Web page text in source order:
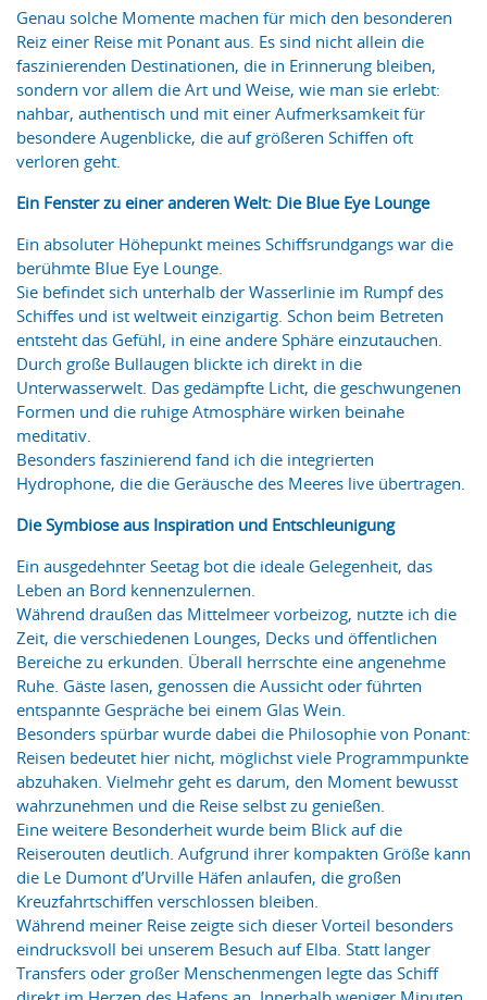
Genau solche Momente machen für mich den besonderen
Reiz einer Reise mit Ponant aus. Es sind nicht allein die
faszinierenden Destinationen, die in Erinnerung bleiben,
sondern vor allem die Art und Weise, wie man sie erlebt:
nahbar, authentisch und mit einer Aufmerksamkeit für
besondere Augenblicke, die auf größeren Schiffen oft
verloren geht.
Ein Fenster zu einer anderen Welt: Die Blue Eye Lounge
Ein absoluter Höhepunkt meines Schiffsrundgangs war die
berühmte Blue Eye Lounge.
Sie befindet sich unterhalb der Wasserlinie im Rumpf des
Schiffes und ist weltweit einzigartig. Schon beim Betreten
entsteht das Gefühl, in eine andere Sphäre einzutauchen.
Durch große Bullaugen blickte ich direkt in die
Unterwasserwelt. Das gedämpfte Licht, die geschwungenen
Formen und die ruhige Atmosphäre wirken beinahe
meditativ.
Besonders faszinierend fand ich die integrierten
Hydrophone, die die Geräusche des Meeres live übertragen.
Die Symbiose aus Inspiration und Entschleunigung
Ein ausgedehnter Seetag bot die ideale Gelegenheit, das
Leben an Bord kennenzulernen.
Während draußen das Mittelmeer vorbeizog, nutzte ich die
Zeit, die verschiedenen Lounges, Decks und öffentlichen
Bereiche zu erkunden. Überall herrschte eine angenehme
Ruhe. Gäste lasen, genossen die Aussicht oder führten
entspannte Gespräche bei einem Glas Wein.
Besonders spürbar wurde dabei die Philosophie von Ponant:
Reisen bedeutet hier nicht, möglichst viele Programmpunkte
abzuhaken. Vielmehr geht es darum, den Moment bewusst
wahrzunehmen und die Reise selbst zu genießen.
Eine weitere Besonderheit wurde beim Blick auf die
Reiserouten deutlich. Aufgrund ihrer kompakten Größe kann
die Le Dumont d’Urville Häfen anlaufen, die großen
Kreuzfahrtschiffen verschlossen bleiben.
Während meiner Reise zeigte sich dieser Vorteil besonders
eindrucksvoll bei unserem Besuch auf Elba. Statt langer
Transfers oder großer Menschenmengen legte das Schiff